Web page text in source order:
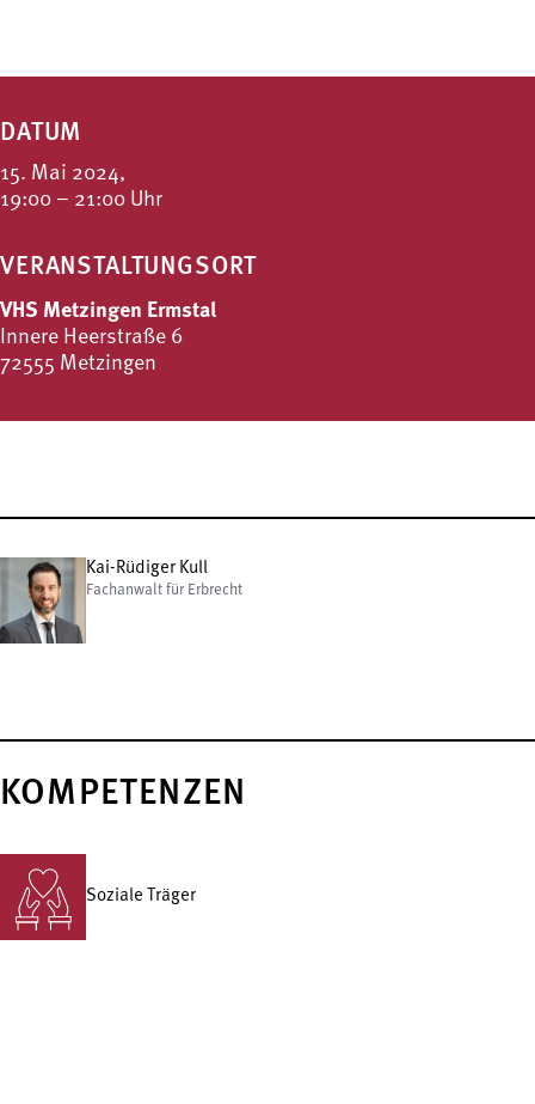
DATUM
15. Mai 2024,
19:00 – 21:00 Uhr
VERANSTALTUNGSORT
VHS Metzingen Ermstal
Innere Heerstraße 6
72555 Metzingen
Kai-Rüdiger Kull
Fachanwalt für Erbrecht
KOMPETENZEN
Soziale Träger